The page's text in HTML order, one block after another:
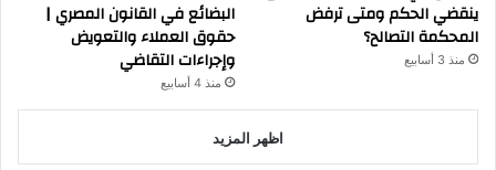
ينقضي الحكم ومتى ترفض
المحكمة التصالح؟
منذ 3 أسابيع
البضائع في القانون المصري |
حقوق العملاء والتعويض
وإجراءات التقاضي
منذ 4 أسابيع
اظهر المزيد